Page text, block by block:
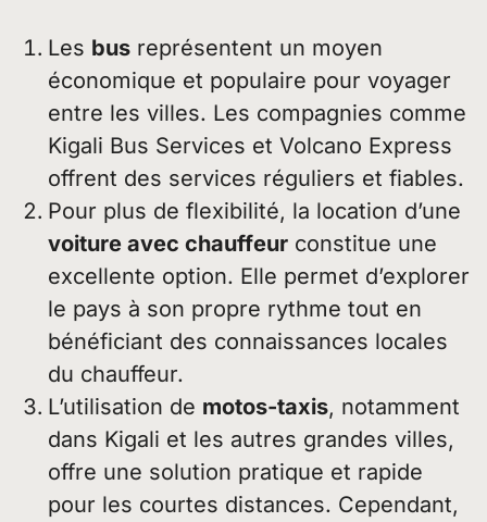
Les bus représentent un moyen
économique et populaire pour voyager
entre les villes. Les compagnies comme
Kigali Bus Services et Volcano Express
offrent des services réguliers et fiables.
Pour plus de flexibilité, la location d’une
voiture avec chauffeur constitue une
excellente option. Elle permet d’explorer
le pays à son propre rythme tout en
bénéficiant des connaissances locales
du chauffeur.
L’utilisation de motos-taxis, notamment
dans Kigali et les autres grandes villes,
offre une solution pratique et rapide
pour les courtes distances. Cependant,